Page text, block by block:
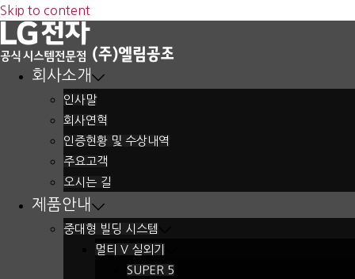
Skip to content
회사소개
인사말
회사연혁
인증현황 및 수상내역
주요고객
오시는 길
제품안내
중대형 빌딩 시스템
멀티 V 실외기
SUPER 5